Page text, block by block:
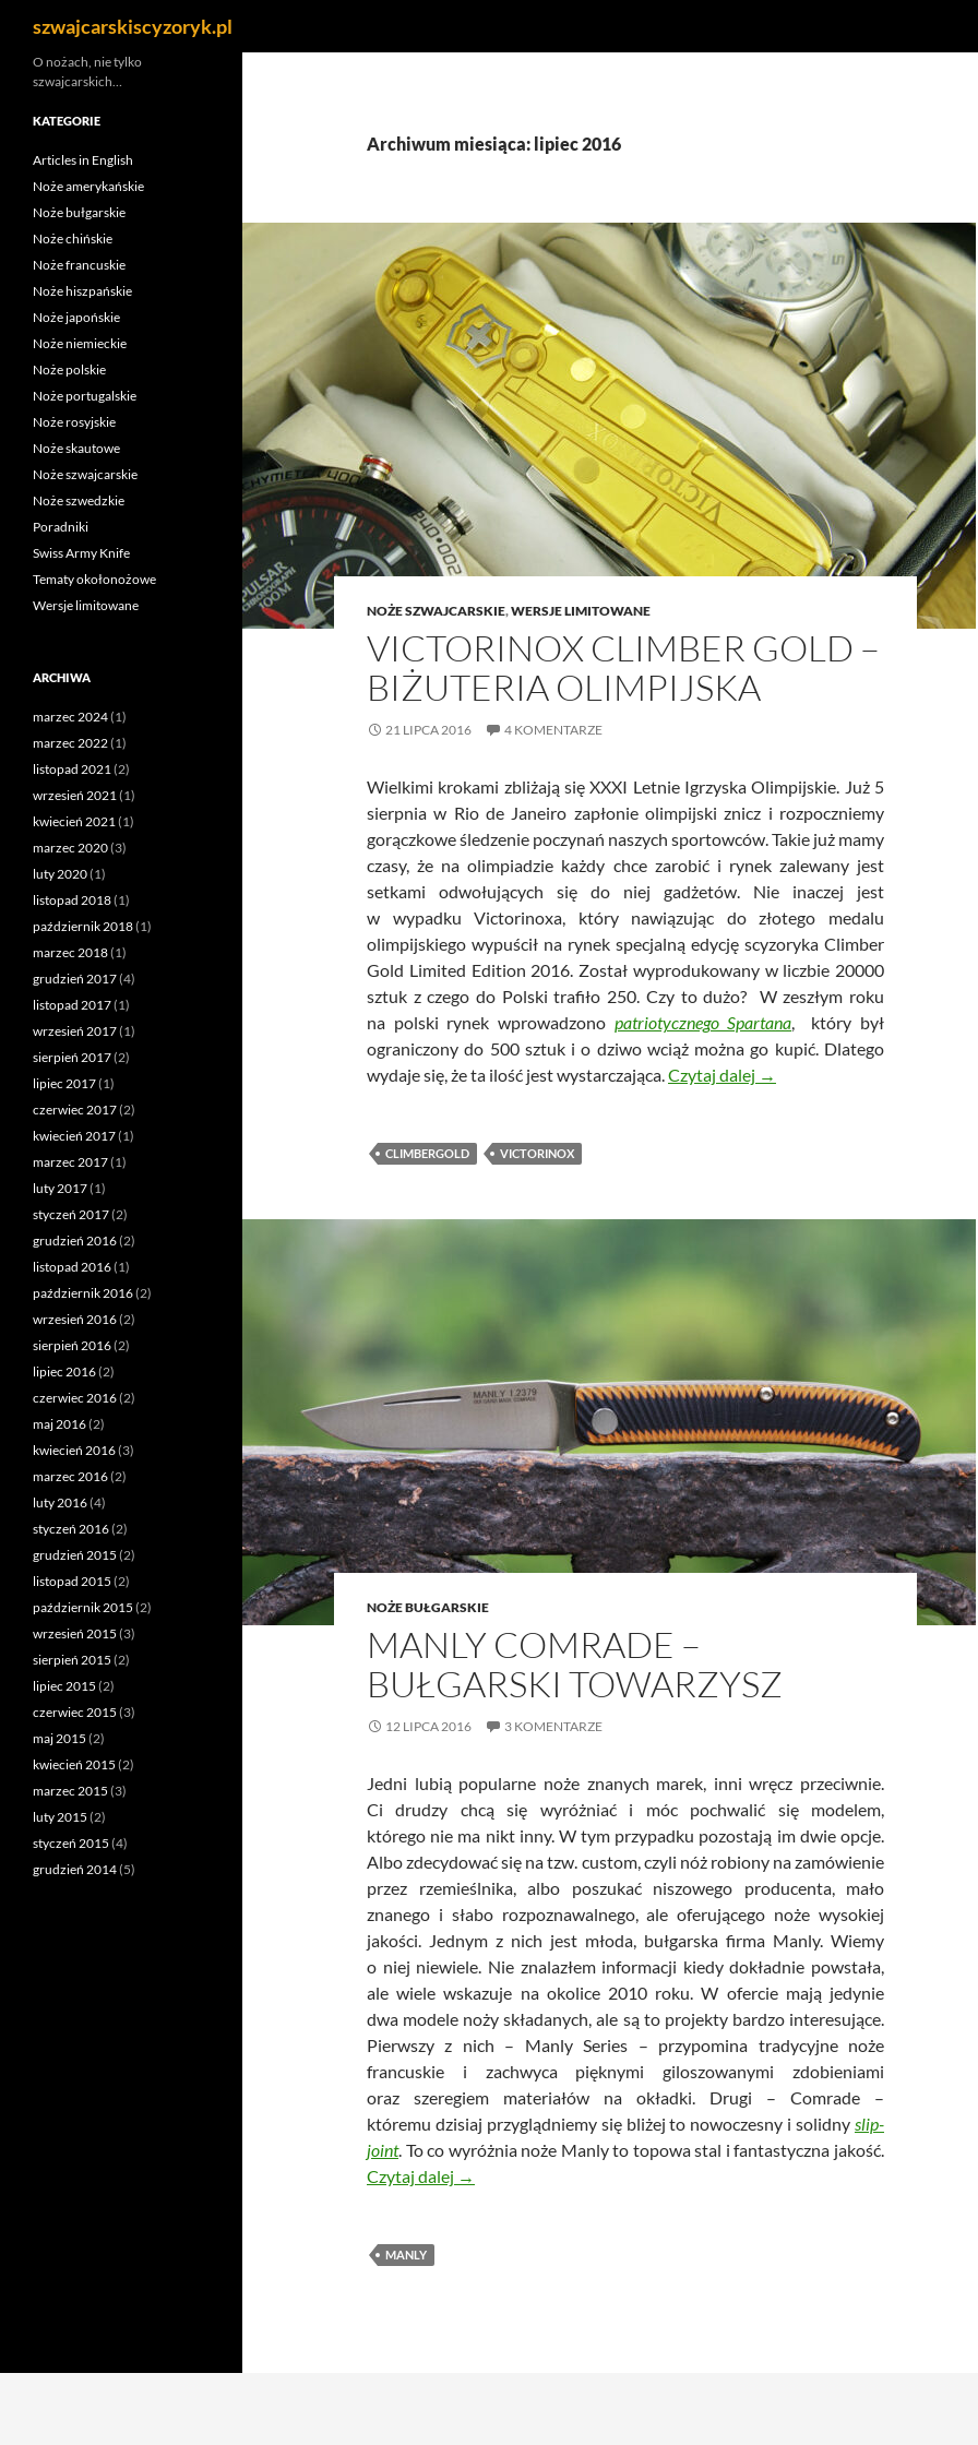
Przejdź
treści
szwajcarskiscyzoryk.pl
Archiwum miesiąca: lipiec 2016
NOŻE SZWAJCARSKIE,WERSJE LIMITOWANE
VICTORINOX CLIMBER GOLD –
BIŻUTERIA OLIMPIJSKA
21 LIPCA 2016 4 KOMENTARZE
Wielkimi krokami zbliżają się XXXI Letnie Igrzyska Olimpijskie. Już 5
sierpnia w Rio de Janeiro zapłonie olimpijski znicz i rozpoczniemy
gorączkowe śledzenie poczynań naszych sportowców. Takie już mamy
czasy, że na olimpiadzie każdy chce zarobić i rynek zalewany jest
setkami odwołujących się do niej gadżetów. Nie inaczej jest
w wypadku Victorinoxa, który nawiązując do złotego medalu
olimpijskiego wypuścił na rynek specjalną edycję scyzoryka Climber
Gold Limited Edition 2016. Został wyprodukowany w liczbie 20000
sztuk z czego do Polski trafiło 250. Czy to dużo? W zeszłym roku
na polski rynek wprowadzono patriotycznego Spartana, który był
ograniczony do 500 sztuk i o dziwo wciąż można go kupić. Dlatego
wydaje się, że ta ilość jest wystarczająca.Czytaj dalej Victorinox Climber Gold –
→
CLIMBERGOLD VICTORINOX
NOŻE BUŁGARSKIE
MANLY COMRADE –
BUŁGARSKI TOWARZYSZ
12 LIPCA 2016 3 KOMENTARZE
Jedni lubią popularne noże znanych marek, inni wręcz przeciwnie.
Ci drudzy chcą się wyróżniać i móc pochwalić się modelem,
którego nie ma nikt inny. W tym przypadku pozostają im dwie opcje.
Albo zdecydować się na tzw. custom, czyli nóż robiony na zamówienie
przez rzemieślnika, albo poszukać niszowego producenta, mało
znanego i słabo rozpoznawalnego, ale oferującego noże wysokiej
jakości. Jednym z nich jest młoda, bułgarska firma Manly. Wiemy
o niej niewiele. Nie znalazłem informacji kiedy dokładnie powstała,
ale wiele wskazuje na okolice 2010 roku. W ofercie mają jedynie
dwa modele noży składanych, ale są to projekty bardzo interesujące.
Pierwszy z nich – Manly Series – przypomina tradycyjne noże
francuskie i zachwyca pięknymi giloszowanymi zdobieniami
oraz szeregiem materiałów na okładki. Drugi – Comrade –
któremu dzisiaj przyglądniemy się bliżej to nowoczesny i solidny slip-
joint. To co wyróżnia noże Manly to topowa stal i fantastyczna jakość.
Czytaj dalej Manly Comrade – bułgarski towarzysz
→
MANLY
O nożach, nie tylko
szwajcarskich…
KATEGORIE
Articles in English
Noże amerykańskie
Noże bułgarskie
Noże chińskie
Noże francuskie
Noże hiszpańskie
Noże japońskie
Noże niemieckie
Noże polskie
Noże portugalskie
Noże rosyjskie
Noże skautowe
Noże szwajcarskie
Noże szwedzkie
Poradniki
Swiss Army Knife
Tematy okołonożowe
Wersje limitowane
ARCHIWA
marzec 2024(1)
marzec 2022(1)
listopad 2021(2)
wrzesień 2021(1)
kwiecień 2021(1)
marzec 2020(3)
luty 2020(1)
listopad 2018(1)
październik 2018(1)
marzec 2018(1)
grudzień 2017(4)
listopad 2017(1)
wrzesień 2017(1)
sierpień 2017(2)
lipiec 2017(1)
czerwiec 2017(2)
kwiecień 2017(1)
marzec 2017(1)
luty 2017(1)
styczeń 2017(2)
grudzień 2016(2)
listopad 2016(1)
październik 2016(2)
wrzesień 2016(2)
sierpień 2016(2)
lipiec 2016(2)
czerwiec 2016(2)
maj 2016(2)
kwiecień 2016(3)
marzec 2016(2)
luty 2016(4)
styczeń 2016(2)
grudzień 2015 (2)
listopad 2015 (2)
październik 2015 (2)
wrzesień 2015 (3)
sierpień 2015 (2)
lipiec 2015 (2)
czerwiec 2015 (3)
maj 2015 (2)
kwiecień 2015 (2)
marzec 2015 (3)
luty 2015 (2)
styczeń 2015 (4)
grudzień 2014(5)